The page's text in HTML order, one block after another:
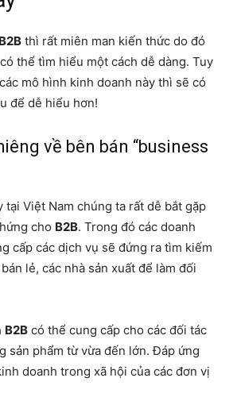
B2B thì rất miên man kiến thức do đó
thể tìm hiểu một cách dễ dàng. Tuy
mô hình kinh doanh này thì sẽ có
để dễ hiểu hơn!
về bên bán “business
Việt Nam chúng ta rất dễ bắt gặp
cho B2B. Trong đó các doanh
cấp các dịch vụ sẽ đứng ra tìm kiếm
lẻ, các nhà sản xuất để làm đối
B2B có thể cung cấp cho các đối tác
sản phẩm từ vừa đến lớn. Đáp ứng
doanh trong xã hội của các đơn vị